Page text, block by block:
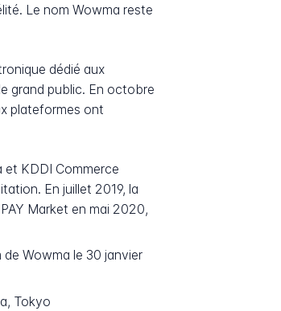
Le nom Wowma reste
dédié aux
grand public. En octobre
plateformes ont
et KDDI Commerce
En juillet 2019, la
Market en mai 2020,
Wowma le 30 janvier
Tokyo